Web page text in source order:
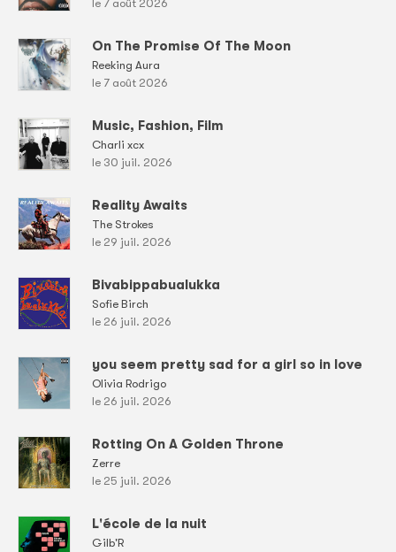
le 7 août 2026
On The Promise Of The Moon
Reeking Aura
le 7 août 2026
Music, Fashion, Film
Charli xcx
le 30 juil. 2026
Reality Awaits
The Strokes
le 29 juil. 2026
Bivabippabualukka
Sofie Birch
le 26 juil. 2026
you seem pretty sad for a girl so in love
Olivia Rodrigo
le 26 juil. 2026
Rotting On A Golden Throne
Zerre
le 25 juil. 2026
L'école de la nuit
Gilb'R